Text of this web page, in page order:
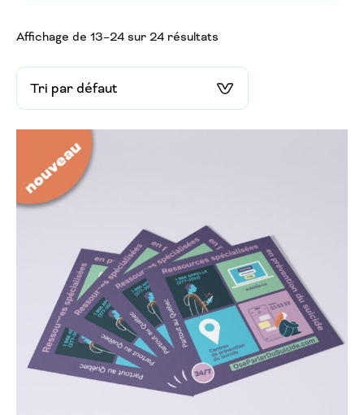
Affichage de 13–24 sur 24 résultats